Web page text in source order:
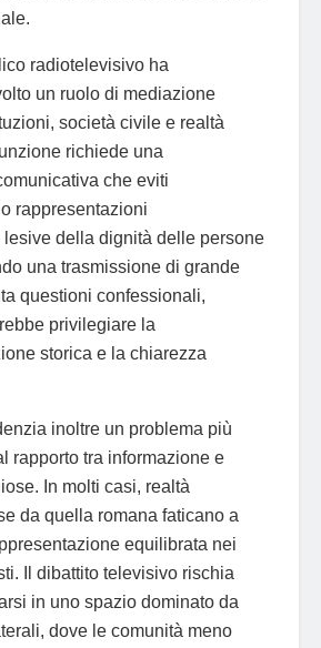
radiotelevisivo ha
un ruolo di mediazione
società civile e realtà
richiede una
che eviti
rappresentazioni
lesive della dignità delle persone
una trasmissione di grande
questioni confessionali,
privilegiare la
storica e la chiarezza
inoltre un problema più
rapporto tra informazione e
In molti casi, realtà
da quella romana faticano a
equilibrata nei
Il dibattito televisivo rischia
in uno spazio dominato da
dove le comunità meno